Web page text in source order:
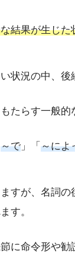
結果が生じた
状況の中、後
たらす一般的
～で 」「 ～によ
すが、名詞
す。
に命令形や勧